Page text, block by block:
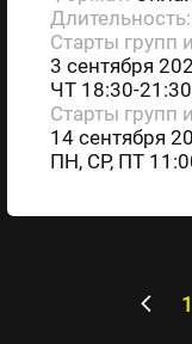
Длительность:
Старты групп
3 сентября
ЧТ 18:30-
Старты групп
14 сентября
ПН, СР, ПТ
1